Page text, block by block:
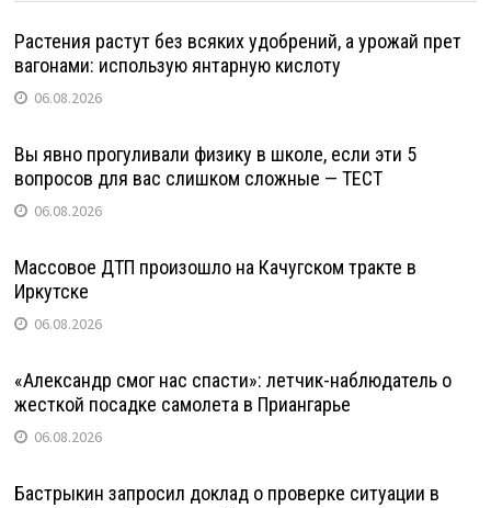
Растения растут без всяких удобрений, а урожай прет
вагонами: использую янтарную кислоту
06.08.2026
Вы явно прогуливали физику в школе, если эти 5
вопросов для вас слишком сложные — ТЕСТ
06.08.2026
Массовое ДТП произошло на Качугском тракте в
Иркутске
06.08.2026
«Александр смог нас спасти»: летчик-наблюдатель о
жесткой посадке самолета в Приангарье
06.08.2026
Бастрыкин запросил доклад о проверке ситуации в